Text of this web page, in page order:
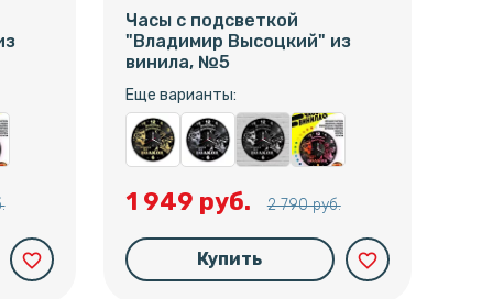
favorite_border
Часы с подсветкой
"Владимир Высоцкий" из
винила, №5
Еще варианты:
1 949 руб. 2 790 руб.
Купить favorite_border